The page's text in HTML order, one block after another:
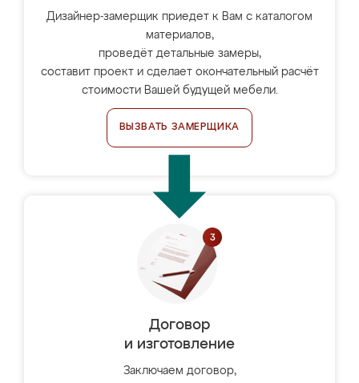
Дизайнер-замерщик приедет к Вам с каталогом
материалов,
проведёт детальные замеры,
составит проект и сделает окончательный расчёт
стоимости Вашей будущей мебели.
ВЫЗВАТЬ ЗАМЕРЩИКА
Договор
и изготовление
Заключаем договор,